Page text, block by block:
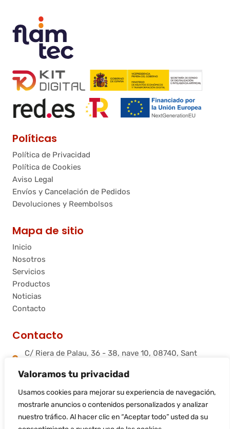
Valoramos tu privacidad
Usamos cookies para mejorar su experiencia de navegación,
mostrarle anuncios o contenidos personalizados y analizar
nuestro tráfico. Al hacer clic en “Aceptar todo” usted da su
Políticas
Política de Privacidad
Política de Cookies
Aviso Legal
Envíos y Cancelación de Pedidos
Devoluciones y Reembolsos
Mapa de sitio
Inicio
Nosotros
Servicios
Productos
Noticias
Contacto
Contacto
C/ Riera de Palau, 36 - 38, nave 10, 08740, Sant
info@flamtec.es
+34 937 06 00 52
Flamtec Combustión Ibérica, S.L.